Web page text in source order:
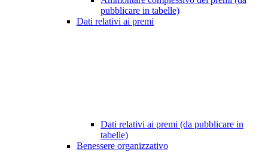
pubblicare in tabelle)
Dati relativi ai premi
Dati relativi ai premi (da pubblicare in
tabelle)
Benessere organizzativo